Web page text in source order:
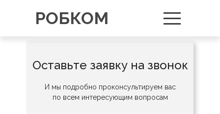
РОБКОМ
Оставьте заявку на звонок
И мы подробно проконсультируем вас
по всем интересующим вопросам